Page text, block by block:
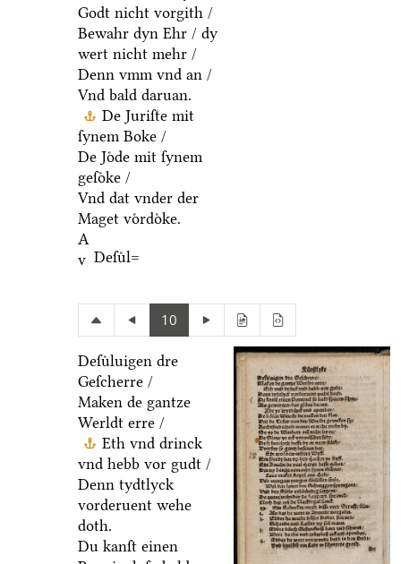
Godt nicht vorgith /
Bewahr dyn Ehr / dy
wert nicht mehr /
Denn vmm vnd an /
Vnd bald daruan.
De Juriſte mit
ſynem Boke /
De Joͤde mit ſynem
geſoͤke /
Vnd dat vnder der
Maget voͤrdoͤke.
A
v Deſuͤl=
10
Deſuͤluigen dre
Geſcherre /
Maken de gantze
Werldt erre /
Eth vnd drinck
vnd hebb vor gudt /
Denn tydtlyck
vorderuent wehe
doth.
Du kanſt einen